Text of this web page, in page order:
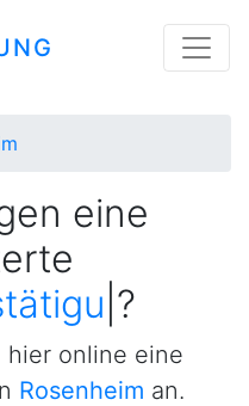
eine
|
hier online eine
Rosenheim an.